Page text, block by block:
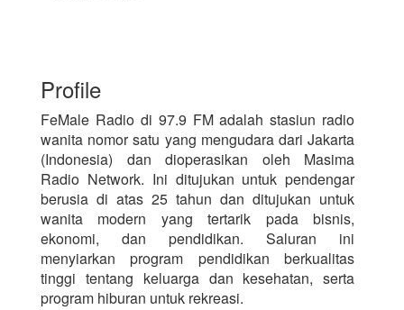
Profile
FeMale Radio di 97.9 FM adalah stasiun radio
wanita nomor satu yang mengudara dari Jakarta
(Indonesia) dan dioperasikan oleh Masima
Radio Network. Ini ditujukan untuk pendengar
berusia di atas 25 tahun dan ditujukan untuk
wanita modern yang tertarik pada bisnis,
ekonomi, dan pendidikan. Saluran ini
menyiarkan program pendidikan berkualitas
tinggi tentang keluarga dan kesehatan, serta
program hiburan untuk rekreasi.